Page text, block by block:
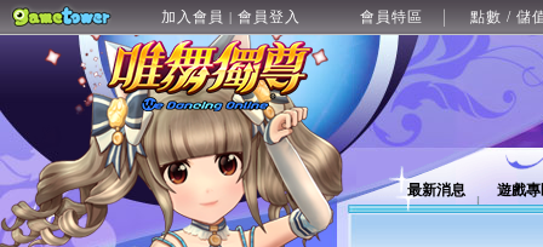
加入會員 | 會員登入 會員特區 點數 / 儲
最新消息 遊戲